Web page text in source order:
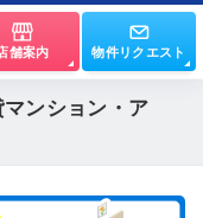
舗案内 物件リクエスト
ンション・ア